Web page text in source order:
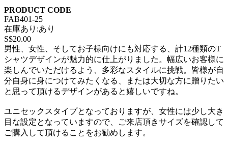
PRODUCT CODE
FAB401-25
在庫あり:あり
S$20.00
男性、女性、そしてお子様向けにも対応する、計12種類のT
シャツデザインが魅力的に仕上がりました。幅広いお客様に
楽しんでいただけるよう、多彩なスタイルに挑戦。皆様が自
分自身に身につけてみたくなる、または大切な方に贈りたい
と思って頂けるデザインがあると嬉しいですね。
ユニセックスタイプとなっておりますが、女性には少し大き
目な設定となっていますので、ご来店頂きサイズを確認して
ご購入して頂けることをお勧めします。